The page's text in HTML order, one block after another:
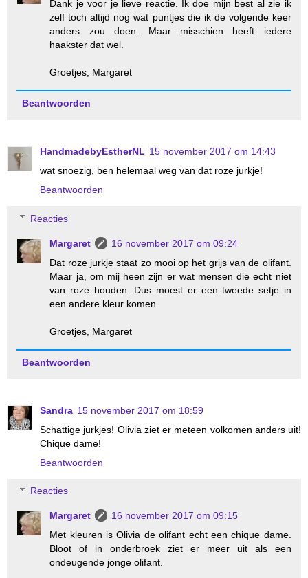
Dank je voor je lieve reactie. Ik doe mijn best al zie ik
zelf toch altijd nog wat puntjes die ik de volgende keer
anders zou doen. Maar misschien heeft iedere
haakster dat wel.
Groetjes, Margaret
Beantwoorden
HandmadebyEstherNL 15 november 2017 om 14:43
wat snoezig, ben helemaal weg van dat roze jurkje!
Beantwoorden
Reacties
Margaret
16 november 2017 om 09:24
Dat roze jurkje staat zo mooi op het grijs van de olifant.
Maar ja, om mij heen zijn er wat mensen die echt niet
van roze houden. Dus moest er een tweede setje in
een andere kleur komen.
Groetjes, Margaret
Beantwoorden
Sandra 15 november 2017 om 18:59
Schattige jurkjes! Olivia ziet er meteen volkomen anders uit!
Chique dame!
Beantwoorden
Reacties
Margaret
16 november 2017 om 09:15
Met kleuren is Olivia de olifant echt een chique dame.
Bloot of in onderbroek ziet er meer uit als een
ondeugende jonge olifant.